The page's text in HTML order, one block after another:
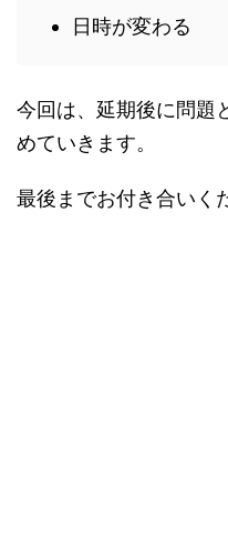
日時が変わる
今回は、延期後に問題
めていきます。
最後までお付き合いく